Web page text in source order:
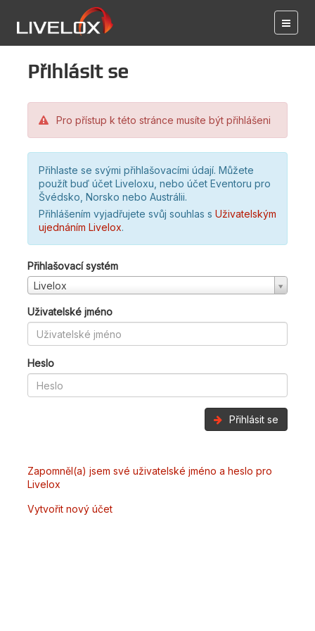
Přihlásit se
Pro přístup k této stránce musíte být přihlášeni
Přihlaste se svými přihlašovacími údají. Můžete
použít buď účet Liveloxu, nebo účet Eventoru pro
Švédsko, Norsko nebo Austrálii.
Přihlášením vyjadřujete svůj souhlas s Uživatelským
ujednáním Livelox.
Přihlašovací systém
Livelox
Uživatelské jméno
Heslo
Přihlásit se
Zapomněl(a) jsem své uživatelské jméno a heslo pro
Livelox
Vytvořit nový účet